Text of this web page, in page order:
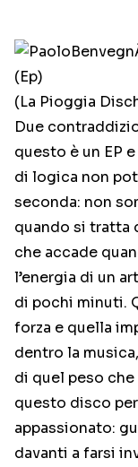
(Ep)
(La Pioggia
Due
questo è un EP
di logica non
seconda: non
quando si tratta
che accade
l’energia di un
di pochi minuti.
forza e quella
dentro la
di quel peso
questo disco
appassionato:
davanti a farsi